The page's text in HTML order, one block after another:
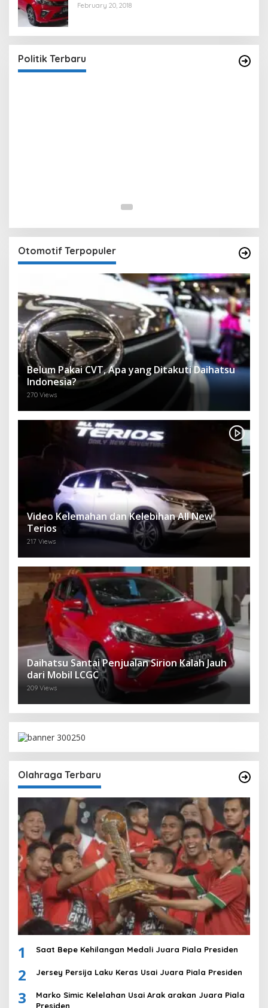
February 20, 2018
Politik Terbaru
Strategi PPP Menangkan Duet Ganjar dan Gus
Yasin
In Berita, Politik |
Otomotif Terpopuler
Belum Pakai CVT, Apa yang Ditakuti Daihatsu
Indonesia?
270 Views
Video Kelemahan dan Kelebihan All New
Terios
217 Views
Daihatsu Santai Penjualan Sirion Kalah Jauh
dari Mobil LCGC
209 Views
Olahraga Terbaru
1 Saat Bepe Kehilangan Medali Juara Piala Presiden
2 Jersey Persija Laku Keras Usai Juara Piala Presiden
3
Marko Simic Kelelahan Usai Arak arakan Juara Piala
Presiden